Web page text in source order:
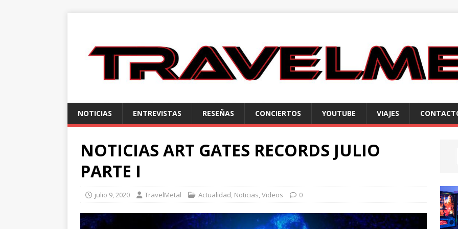
NOTICIAS ENTREVISTAS RESEÑAS CONCIERTOS YOUTUBE VIAJES
NOTICIAS ART GATES RECORDS JULIO
PARTE I
julio 9, 2020 TravelMetal Actualidad, Noticias,Videos 0